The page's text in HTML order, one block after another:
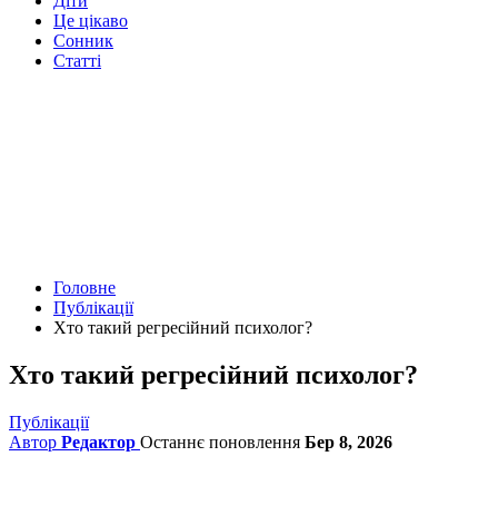
Це цікаво
Сонник
Статті
Головне
Публікації
Хто такий регресійний психолог?
Хто такий регресійний психолог?
Публікації
Автор Редактор Останнє поновлення Бер 8, 2026